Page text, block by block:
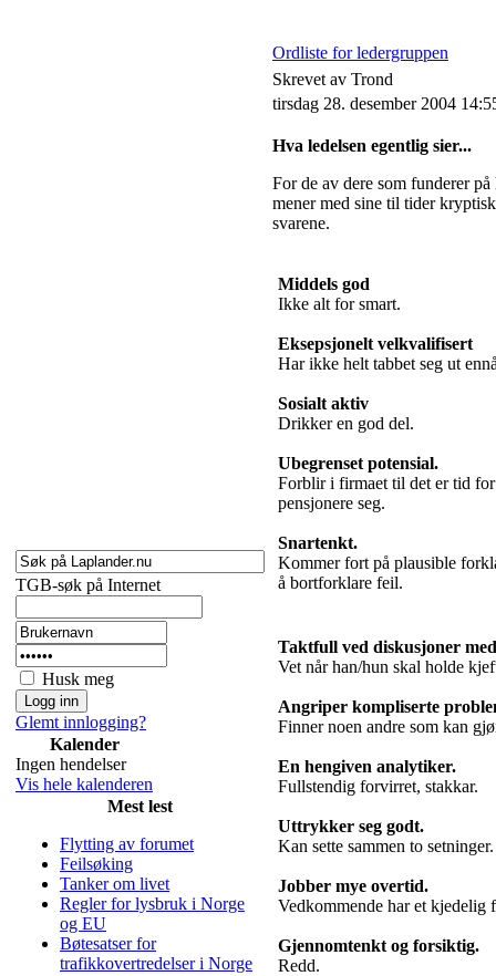
TGB-søk på Internet
Husk meg
Glemt innlogging?
Kalender
Ingen hendelser
Vis hele kalenderen
Mest lest
Flytting av forumet
Feilsøking
Tanker om livet
Regler for lysbruk i Norge
og EU
Bøtesatser for
trafikkovertredelser i Norge
Ordliste for ledergruppen
Skrevet av Trond
tirsdag 28. desember 2004
Hva ledelsen egentlig sier...
For de av dere som funderer
mener med sine til tider
svarene.
Middels god
Ikke alt for smart.
Eksepsjonelt velkvalifisert
Har ikke helt tabbet seg ut
Sosialt aktiv
Drikker en god del.
Ubegrenset potensial.
Forblir i firmaet til det er tid
pensjonere seg.
Snartenkt.
Kommer fort på plausible
å bortforklare feil.
Taktfull ved diskusjoner
Vet når han/hun skal holde
Angriper kompliserte
Finner noen andre som kan
En hengiven analytiker.
Fullstendig forvirret, stakkar.
Uttrykker seg godt.
Kan sette sammen to setninger.
Jobber mye overtid.
Vedkommende har et kjedelig
Gjennomtenkt og forsiktig.
Redd.